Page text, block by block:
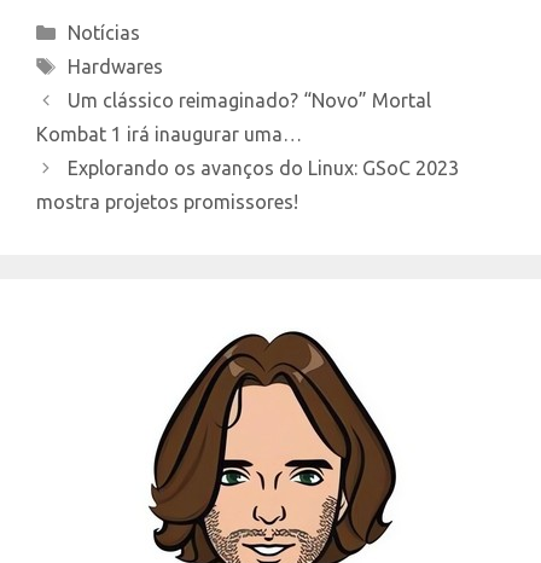
Categories
Notícias
Tags
Hardwares
Um clássico reimaginado? “Novo” Mortal
Kombat 1 irá inaugurar uma…
Explorando os avanços do Linux: GSoC 2023
mostra projetos promissores!